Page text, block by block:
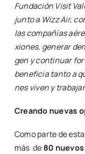
Fun­da­ción Visit
jun­to a Wizz Air,
las com­pa­ñías
xio­nes, gene­rar
gen y con­ti­nuar
bene­fi­cia tan­to a
nes viven y
Crean­do nue­vas
Como par­te de
más de 80